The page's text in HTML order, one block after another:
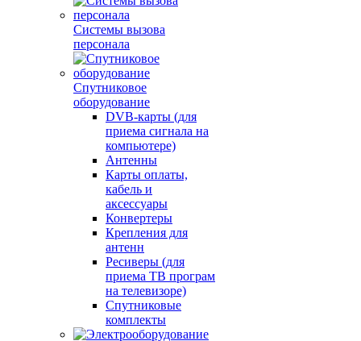
Системы вызова
персонала
Спутниковое
оборудование
DVB-карты (для
приема сигнала на
компьютере)
Антенны
Карты оплаты,
кабель и
аксессуары
Конвертеры
Крепления для
антенн
Ресиверы (для
приема ТВ програм
на телевизоре)
Спутниковые
комплекты